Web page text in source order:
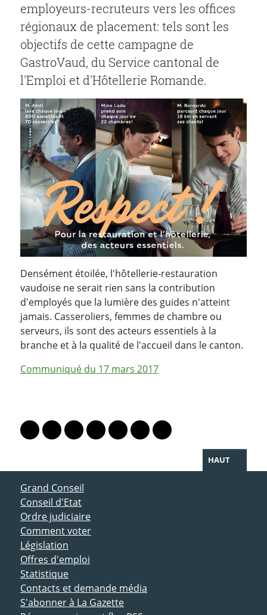
employeurs-recruteurs vers les offices
régionaux de placement: tels sont les
objectifs de cette campagne de
GastroVaud, du Service cantonal de
l'Emploi et d'Hôtellerie Romande.
Densément étoilée, l'hôtellerie-restauration
vaudoise ne serait rien sans la contribution
d'employés que la lumière des guides n'atteint
jamais. Casseroliers, femmes de chambre ou
serveurs, ils sont des acteurs essentiels à la
branche et à la qualité de l'accueil dans le canton.
Communiqué du 17 mars 2017
Lien vers le profil Mastodon
Lien vers le profil Bluesky
Lien vers le profil Instagram
Lien vers le profil Linkedin
Lien vers le profil Facebook
Lien vers le profil Twitter
Partager par WhatsApp
HAUT
ACCÈS DIRECT
Grand Conseil
Conseil d'Etat
Ordre judiciaire
Comment voter
Législation
Offres d'emploi
Statistique
Contacts et demande média
S'abonner à La Gazette